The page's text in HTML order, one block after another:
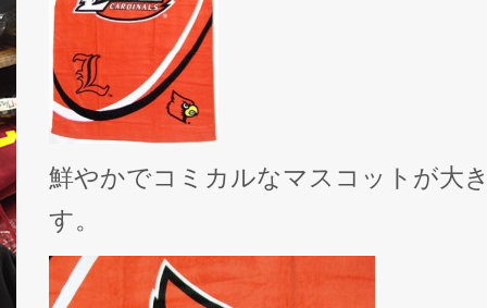
鮮やかでコミカルなマスコットが大
す。